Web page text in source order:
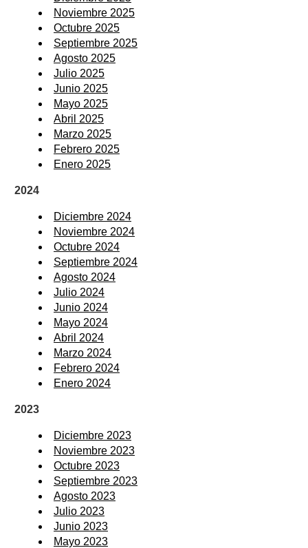
Noviembre 2025
Octubre 2025
Septiembre 2025
Agosto 2025
Julio 2025
Junio 2025
Mayo 2025
Abril 2025
Marzo 2025
Febrero 2025
Enero 2025
2024
Diciembre 2024
Noviembre 2024
Octubre 2024
Septiembre 2024
Agosto 2024
Julio 2024
Junio 2024
Mayo 2024
Abril 2024
Marzo 2024
Febrero 2024
Enero 2024
2023
Diciembre 2023
Noviembre 2023
Octubre 2023
Septiembre 2023
Agosto 2023
Julio 2023
Junio 2023
Mayo 2023